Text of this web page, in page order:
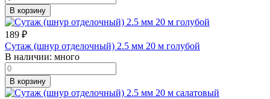
В корзину
189 ₽
Сутаж (шнур отделочный) 2.5 мм 20 м голубой
В наличии: много
В корзину